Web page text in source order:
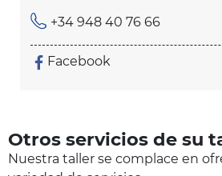
+34 948 40 76 66
Facebook
Otros servicios de su
Nuestra taller se complace en